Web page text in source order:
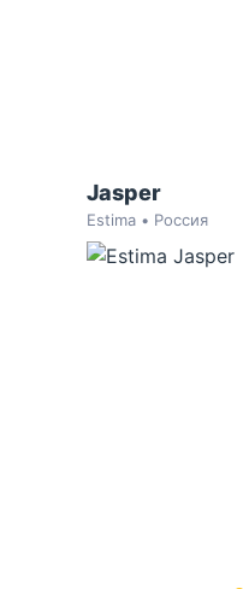
Jasper
Estima • Россия